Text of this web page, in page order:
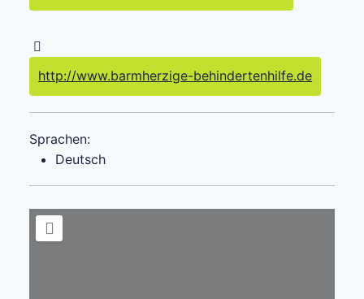
http://www.barmherzige-behindertenhilfe.de
Sprachen:
Deutsch